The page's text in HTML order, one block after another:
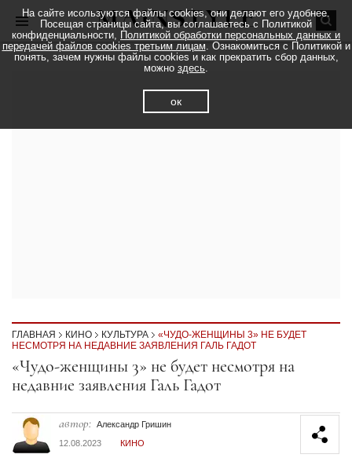
ГЛАВНАЯ КИНО КУЛЬТУРА
«ЧУДО-ЖЕНЩИНЫ 3» НЕ БУДЕТ
НЕСМОТРЯ НА НЕДАВНИЕ ЗАЯВЛЕНИЯ ГАЛЬ ГАДОТ
Секция статей
«Чудо-женщины 3» не будет несмотря на
недавние заявления Галь Гадот
автор: Александр Гришин
12.08.2023
КИНО
На сайте исользуются файлы cookies, они делают его удобнее.
Посещая страницы сайта, вы соглашаетесь с Политикой
конфиденциальности, Политикой обработки персональных данных и
передачей файлов cookies третьим лицам. Ознакомиться с Политикой и
понять, зачем нужны файлы cookies и как прекратить сбор данных,
можно здесь.
ок